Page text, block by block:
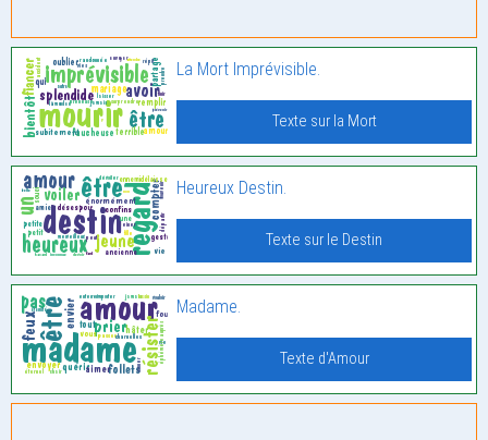
La Mort Imprévisible.
Texte sur la Mort
Heureux Destin.
Texte sur le Destin
Madame.
Texte d'Amour